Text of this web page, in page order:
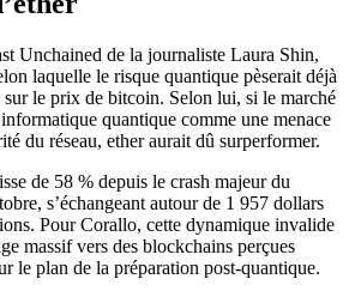
Unchained de la journaliste Laura Shin,
laquelle le risque quantique pèserait déjà
le prix de bitcoin. Selon lui, si le marché
quantique comme une menace
du réseau, ether aurait dû surperformer.
de 58 % depuis le crash majeur du
s’échangeant autour de 1 957 dollars
Pour Corallo, cette dynamique invalide
massif vers des blockchains perçues
le plan de la préparation post-quantique.